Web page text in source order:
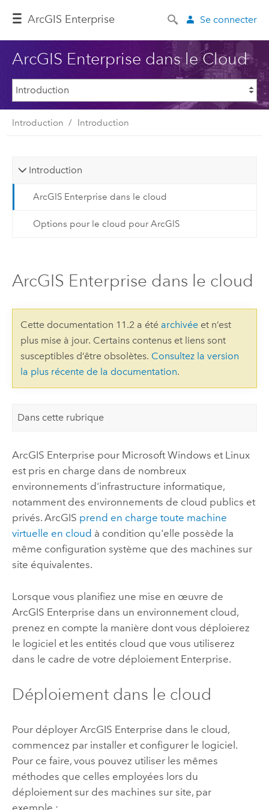
ArcGIS Enterprise Se connecter
ArcGIS Enterprise dans le Cloud
Introduction Introduction
Introduction
ArcGIS Enterprise dans le cloud
Options pour le cloud pour ArcGIS
ArcGIS Enterprise dans le cloud
Cette documentation 11.2 a été archivéeet n’est
plus mise à jour. Certains contenus et liens sont
susceptibles d’être obsolètes. Consultez la version
la plus récente de la documentation.
Dans cette rubrique
ArcGIS Enterprise pour Microsoft Windows et Linux
est pris en charge dans de nombreux
environnements d'infrastructure informatique,
notamment des environnements de cloud publics et
privés. ArcGIS prend en charge toute machine
virtuelle en cloud à condition qu'elle possède la
même configuration système que des machines sur
site équivalentes.
Lorsque vous planifiez une mise en œuvre de
ArcGIS Enterprise dans un environnement cloud,
prenez en compte la manière dont vous déploierez
le logiciel et les entités cloud que vous utiliserez
dans le cadre de votre déploiement Enterprise.
Déploiement dans le cloud
Pour déployer ArcGIS Enterprise dans le cloud,
commencez par installer et configurer le logiciel.
Pour ce faire, vous pouvez utiliser les mêmes
méthodes que celles employées lors du
déploiement sur des machines sur site, par